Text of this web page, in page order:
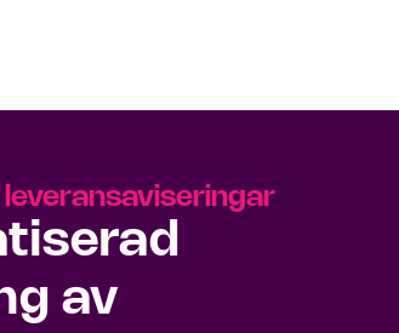
leveransaviseringar
av